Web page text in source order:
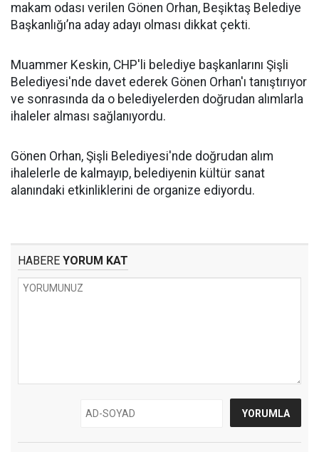
makam odası verilen Gönen Orhan, Beşiktaş Belediye
Başkanlığı’na aday adayı olması dikkat çekti.
Muammer Keskin, CHP'li belediye başkanlarını Şişli
Belediyesi'nde davet ederek Gönen Orhan'ı tanıştırıyor
ve sonrasında da o belediyelerden doğrudan alımlarla
ihaleler alması sağlanıyordu.
Gönen Orhan, Şişli Belediyesi'nde doğrudan alım
ihalelerle de kalmayıp, belediyenin kültür sanat
alanındaki etkinliklerini de organize ediyordu.
HABERE YORUM KAT